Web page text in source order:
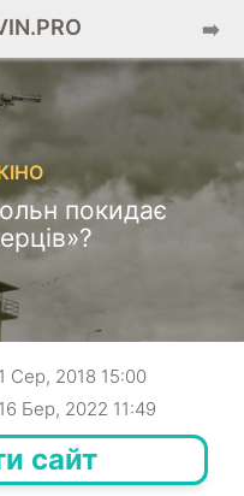
➡️
покидає
Сер, 2018 15:00
Бер, 2022 11:49
сайт